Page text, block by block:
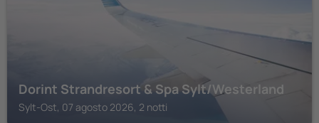
Dorint Strandresort & Spa Sylt/Westerland
Sylt-Ost, 07 agosto 2026, 2 notti